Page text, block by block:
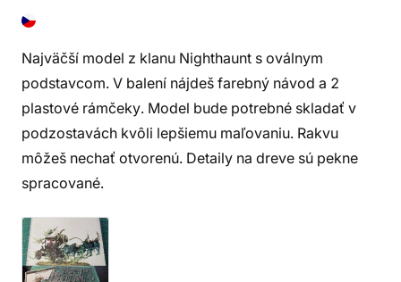
Najväčší model z klanu Nighthaunt s oválnym
podstavcom. V balení nájdeš farebný návod a 2
plastové rámčeky. Model bude potrebné skladať v
podzostavách kvôli lepšiemu maľovaniu. Rakvu
môžeš nechať otvorenú. Detaily na dreve sú pekne
spracované.